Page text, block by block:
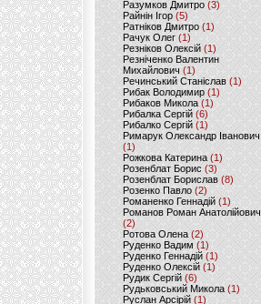
Разумков Дмитро (3)
Райнін Ігор(5)
Ратніков Дмитро (1)
Рачук Олег (1)
Резніков Олексій(1)
Резніченко Валентин
Михайлович (1)
Речинський Станіслав (1)
Рибак Володимир(1)
Рибаков Микола(1)
Рибалка Сергій (6)
Рибалко Сергій (1)
Римарук Олександр Іванович
(1)
Рожкова Катерина(1)
Розенблат Борис (3)
Розенблат Борислав (8)
Розенко Павло (2)
Романенко Геннадій (1)
Романов Роман Анатолійович
(2)
Ротова Олена(2)
Руденко Вадим (1)
Руденко Геннадій (1)
Руденко Олексій(1)
Рудик Сергій(6)
Рудьковський Микола (1)
Руслан Арсірій(1)